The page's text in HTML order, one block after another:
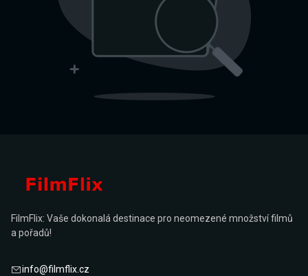
FilmFlix: Vaše dokonalá destinace pro neomezené množství filmů
a pořadů!
info@filmflix.cz